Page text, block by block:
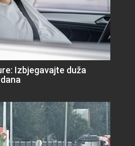
Izbjegavajte duža